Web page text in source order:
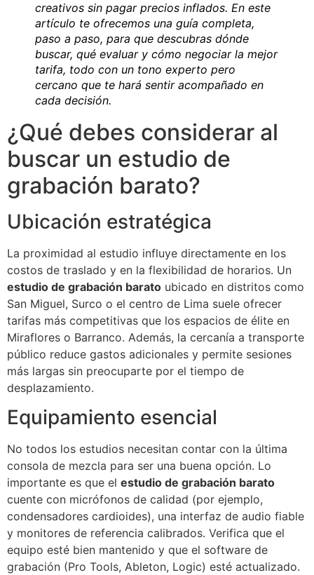
creativos sin pagar precios inflados. En este
artículo te ofrecemos una guía completa,
paso a paso, para que descubras dónde
buscar, qué evaluar y cómo negociar la mejor
tarifa, todo con un tono experto pero
cercano que te hará sentir acompañado en
cada decisión.
¿Qué debes considerar al
buscar un estudio de
grabación barato?
Ubicación estratégica
La proximidad al estudio influye directamente en los
costos de traslado y en la flexibilidad de horarios. Un
estudio de grabación barato ubicado en distritos como
San Miguel, Surco o el centro de Lima suele ofrecer
tarifas más competitivas que los espacios de élite en
Miraflores o Barranco. Además, la cercanía a transporte
público reduce gastos adicionales y permite sesiones
más largas sin preocuparte por el tiempo de
desplazamiento.
Equipamiento esencial
No todos los estudios necesitan contar con la última
consola de mezcla para ser una buena opción. Lo
importante es que el estudio de grabación barato
cuente con micrófonos de calidad (por ejemplo,
condensadores cardioides), una interfaz de audio fiable
y monitores de referencia calibrados. Verifica que el
equipo esté bien mantenido y que el software de
grabación (Pro Tools, Ableton, Logic) esté actualizado.